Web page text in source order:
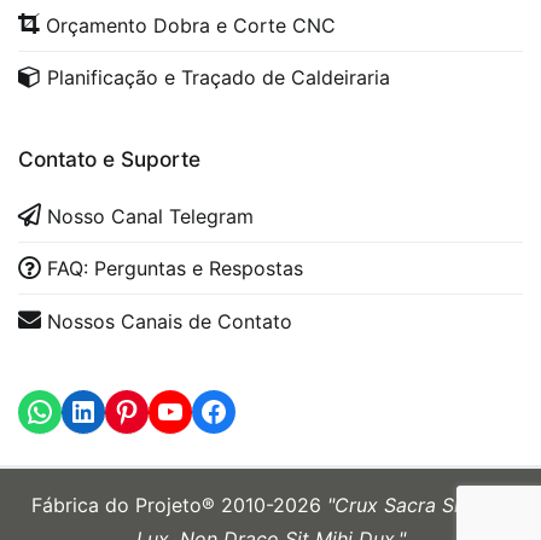
Orçamento Dobra e Corte CNC
Planificação e Traçado de Caldeiraria
Contato e Suporte
Nosso Canal Telegram
FAQ: Perguntas e Respostas
Nossos Canais de Contato
WhatsApp
LinkedInhttps://
Fábrica do Projeto® 2010-2026 "Crux Sacra Sit Mihi